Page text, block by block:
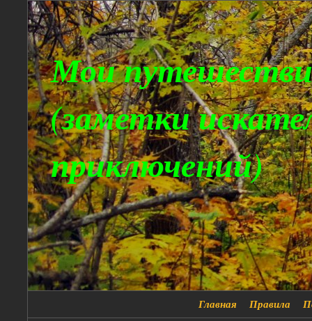
Мои
(заметки
приключений)
Главная Правила